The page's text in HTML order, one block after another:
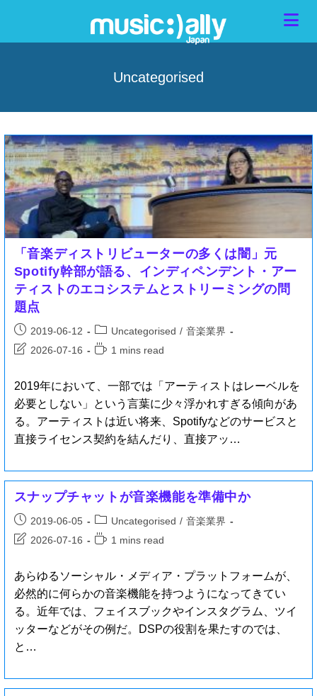
Uncategorised
「音楽ディストリビューターの多くは闇」元
Spotify幹部が語る、インディペンデント・アー
ティストのエコシステムとストリーミングの問
題点
2019-06-12 Uncategorised / 音楽業界
2026-07-16
1 mins read
2019年において、一部では「アーティストはレーベルを
必要としない」という言葉に少々浮かれすぎる傾向があ
る。アーティストは近い将来、Spotifyなどのサービスと
直接ライセンス契約を結んだり、直接アッ…
スナップチャットが音楽機能を準備中か
2019-06-05 Uncategorised / 音楽業界
2026-07-16
1 mins read
あらゆるソーシャル・メディア・プラットフォームが、
必然的に何らかの音楽機能を持つようになってきてい
る。近年では、フェイスブックやインスタグラム、ツイ
ッターなどがその例だ。DSPの役割を果たすのでは、
と…